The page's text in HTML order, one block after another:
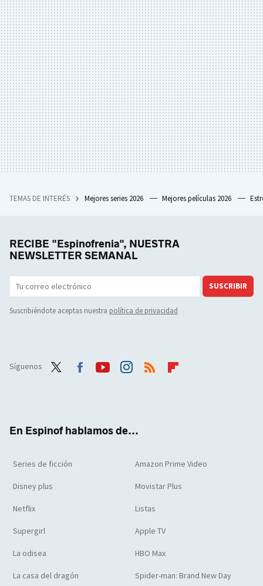
TEMAS DE INTERÉS Mejores series 2026 Mejores películas 2026
RECIBE "Espinofrenia", NUESTRA
NEWSLETTER SEMANAL
SUSCRIBIR
Suscribiéndote aceptas nuestra política de privacidad
Síguenos
En Espinof hablamos de...
Series de ficción Amazon Prime Video
Disney plus Movistar Plus
Netflix Listas
Supergirl Apple TV
La odisea HBO Max
La casa del dragón Spider-man: Brand New Day